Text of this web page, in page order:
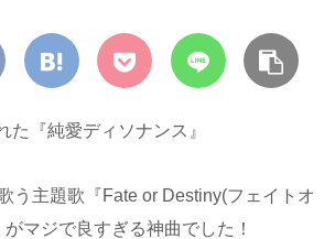
た『純愛ディソナンス』
う主題歌『Fate or Destiny(フェイトオ
マジで良すぎる神曲でした！